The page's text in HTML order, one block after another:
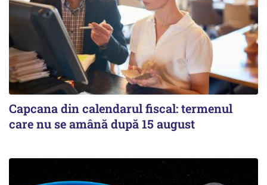
Capcana din calendarul fiscal: termenul
care nu se amână după 15 august